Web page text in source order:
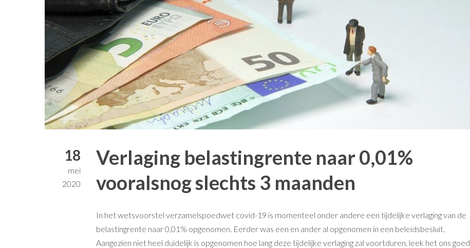
18
mei
2020
Verlaging belastingrente naar 0,01%
vooralsnog slechts 3 maanden
In het wetsvoorstel verzamelspoedwet covid-19 is momenteel onder andere een tijdelijke verlaging van de
belastingrente naar 0,01% opgenomen. Eerder was een en ander al opgenomen in een beleidsbesluit.
Aangezien niet heel duidelijk is opgenomen hoe lang deze tijdelijke verlaging zal voortduren, leek het ons goed